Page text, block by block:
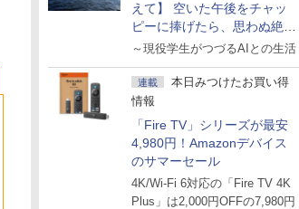
えて】 空いた午後をチャッ
ピーに捧げたら、思わぬ絶景
に出会った話
～現役学生がつづるAIとの生活
連載
本日みつけたお買い得
情報
「Fire TV」シリーズが最安
4,980円！Amazonデバイス
のサマーセール
4K/Wi-Fi 6対応の「Fire TV 4K
Plus」は2,000円OFFの7,980円